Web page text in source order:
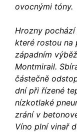
ovocnými tóny.
Hrozny
které rostou na
západním
Montmirail.
částečně
dní při řízené
nízkotlaké
zrání v
Víno plní vinař